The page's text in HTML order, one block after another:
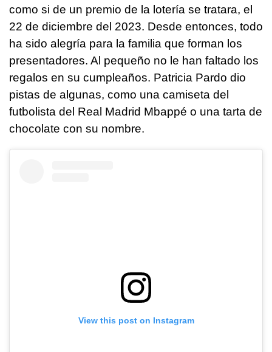
como si de un premio de la lotería se tratara, el
22 de diciembre del 2023. Desde entonces, todo
ha sido alegría para la familia que forman los
presentadores. Al pequeño no le han faltado los
regalos en su cumpleaños. Patricia Pardo dio
pistas de algunas, como una camiseta del
futbolista del Real Madrid Mbappé o una tarta de
chocolate con su nombre.
View this post on Instagram